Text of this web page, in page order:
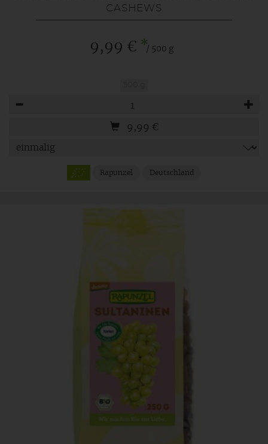
CASHEWS
9,99 € */ 500 g
9,99 €
Rapunzel Deutschland